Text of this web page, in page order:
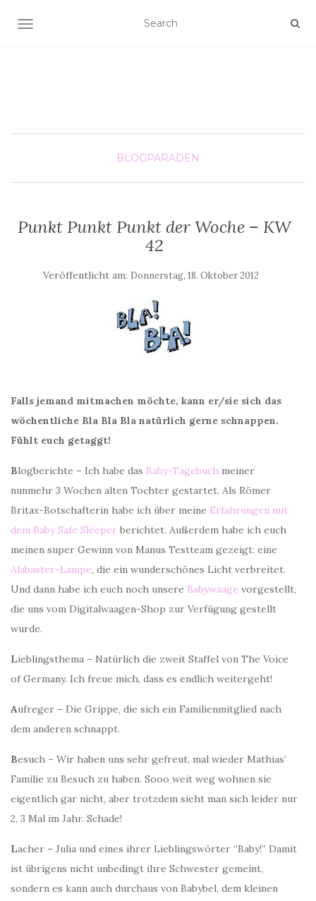
SCHALTE NAVIGATION
BLOGPARADEN
Punkt Punkt Punkt der Woche – KW
42
Veröffentlicht am: Donnerstag, 18. Oktober 2012
Falls jemand mitmachen möchte, kann er/sie sich das
wöchentliche Bla Bla Bla natürlich gerne schnappen.
Fühlt euch getaggt!
Blogberichte – Ich habe das Baby-Tagebuch meiner
nunmehr 3 Wochen alten Tochter gestartet. Als Römer
Britax-Botschafterin habe ich über meine Erfahrungen mit
dem Baby Safe Sleeper berichtet. Außerdem habe ich euch
meinen super Gewinn von Manus Testteam gezeigt: eine
Alabaster-Lampe, die ein wunderschönes Licht verbreitet.
Und dann habe ich euch noch unsere Babywaage vorgestellt,
die uns vom Digitalwaagen-Shop zur Verfügung gestellt
wurde.
Lieblingsthema – Natürlich die zweit Staffel von The Voice
of Germany. Ich freue mich, dass es endlich weitergeht!
Aufreger – Die Grippe, die sich ein Familienmitglied nach
dem anderen schnappt.
Besuch – Wir haben uns sehr gefreut, mal wieder Mathias’
Familie zu Besuch zu haben. Sooo weit weg wohnen sie
eigentlich gar nicht, aber trotzdem sieht man sich leider nur
2, 3 Mal im Jahr. Schade!
Lacher – Julia und eines ihrer Lieblingswörter “Baby!” Damit
ist übrigens nicht unbedingt ihre Schwester gemeint,
sondern es kann auch durchaus von Babybel, dem kleinen